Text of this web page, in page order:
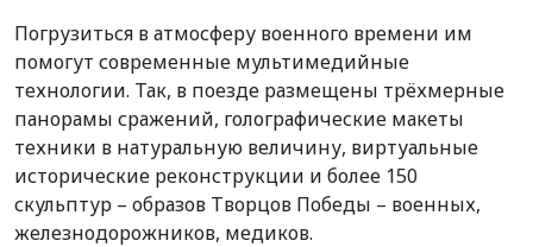
Погрузиться в атмосферу военного времени им
помогут современные мультимедийные
технологии. Так, в поезде размещены трёхмерные
панорамы сражений, голографические макеты
техники в натуральную величину, виртуальные
исторические реконструкции и более 150
скульптур – образов Творцов Победы – военных,
железнодорожников, медиков.